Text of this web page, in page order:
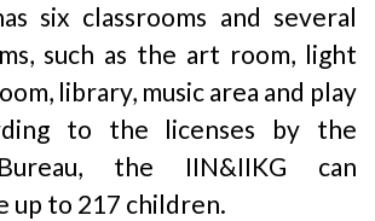
six classrooms and several
such as the art room, light
library, music area and play
to the licenses by the
the IIN&IIKG can
up to 217 children.